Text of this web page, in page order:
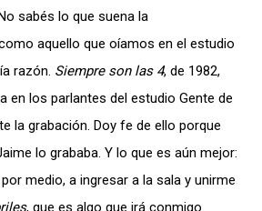
sabés lo que suena la
aquello que oíamos en el estudio
razón. Siempre son las 4, de 1982,
en los parlantes del estudio Gente de
la grabación. Doy fe de ello porque
lo grababa. Y lo que es aún mejor:
medio, a ingresar a la sala y unirme
, que es algo que irá conmigo